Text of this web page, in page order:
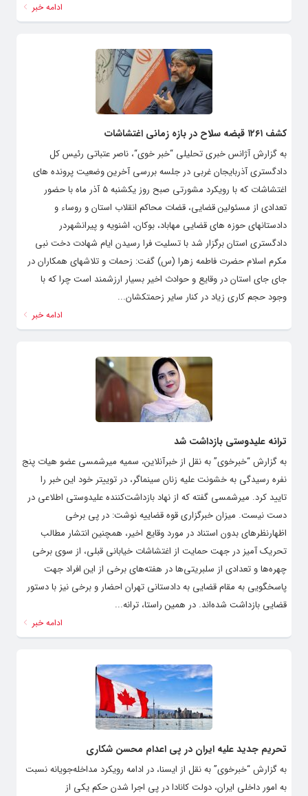
ادامه خبر
کشف ۱۲۶۱ قبضه سلاح در بازه زمانی اغتشاشات
به گزارش آژانس خبری تحلیلی “خبر خوی“، ناصر عتباتی رئیس کل
دادگستری آذربایجان غربی در جلسه بررسی آخرین وضعیت پرونده های
اغتشاشات که با رویکرد مشورتی صبح روز یکشنبه ۵ آذر ماه با حضور
تعدادی از مسئولین قضایی، قضات محاکم انقلاب استان و روساء و
دادستانهای حوزه های قضایی مهاباد، بوکان، اشنویه و پیرانشهردر
دادگستری استان برگزار شد با تسلیت فرا رسیدن ایام شهادت دخت نبی
مکرم اسلام حضرت فاطمه زهرا (س) گفت: زحمات و تلاشهای همکاران در
جای جای استان در وقایع و حوادث اخیر بسیار ارزشمند است چرا که با
وجود حجم کاری زیاد در کنار سایر زحمتکشان...
ادامه خبر
ترانه علیدوستی بازداشت شد
به گزارش “خبرخوی” به نقل از خبرآنلاین، سمیه میرشمسی عضو هیات پنج
نفره رسیدگی به خشونت علیه زنان سینماگر، در توییتر خود این خبر را
تایید کرد. میرشمسی گفته که از نهاد بازداشت‌کننده علیدوستی اطلاعی در
دست نیست. میزان خبرگزاری قوه قضاییه نوشت: در پی برخی
اظهارنظرهای بدون استناد در مورد وقایع اخیر، همچنین انتشار مطالب
تحریک آمیز در جهت حمایت از اغتشاشات خیابانی قبلی، از سوی برخی
چهره‌ها و تعدادی از سلبریتی‌ها در هفته‌های برخی از این افراد جهت
پاسخگویی به مقام قضایی به دادستانی تهران احضار و برخی نیز با دستور
قضایی بازداشت شده‌اند. در همین راستا، ترانه...
ادامه خبر
تحریم جدید علیه ایران در پی اعدام محسن شکاری
به گزارش “خبرخوی” به نقل از ایسنا، در ادامه رویکرد مداخله‌جویانه‌ نسبت
به امور داخلی ایران، دولت کانادا در پی اجرا شدن حکم یکی از